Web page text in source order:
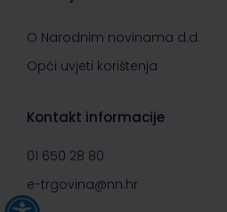
O Narodnim novinama d.d.
Opći uvjeti korištenja
Kontakt informacije
01 650 28 80
e-trgovina@nn.hr